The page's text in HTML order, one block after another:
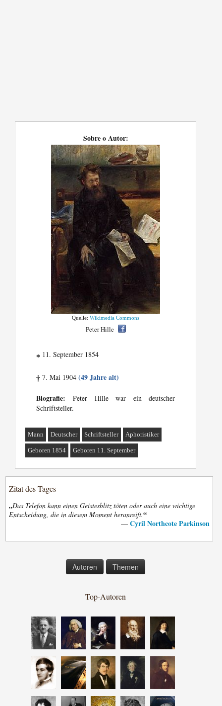
Sobre o Autor:
Quelle:Wikimedia Commons
Peter Hille
* 11. September 1854
† 7. Mai 1904(49 Jahre alt)
Biografie: Peter Hille war ein deutscher
Schriftsteller.
Mann Deutscher Schriftsteller Aphoristiker
Geboren 1854 Geboren 11. September
Zitat des Tages
„Das Telefon kann einen Geistesblitz töten oder auch eine wichtige
Entscheidung, die in diesem Moment heranreift.“
— Cyril Northcote Parkinson
Autoren Themen
Top-Autoren